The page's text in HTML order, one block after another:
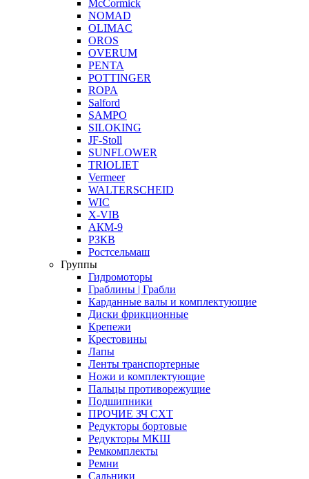
McCormick
NOMAD
OLIMAC
OROS
OVERUM
PENTA
POTTINGER
ROPA
Salford
SAMPO
SILOKING
JF-Stoll
SUNFLOWER
TRIOLIET
Vermeer
WALTERSCHEID
WIC
X-VIB
АКМ-9
РЗКВ
Ростсельмаш
Группы
Гидромоторы
Граблины | Грабли
Карданные валы и комплектующие
Диски фрикционные
Крепежи
Крестовины
Лапы
Ленты транспортерные
Ножи и комплектующие
Пальцы противорежущие
Подшипники
ПРОЧИЕ ЗЧ СХТ
Редукторы бортовые
Редукторы МКШ
Ремкомплекты
Ремни
Сальники